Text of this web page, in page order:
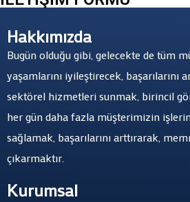
Hakkımızda
Bugün olduğu gibi, gelecekte de tüm
yaşamlarını iyileştirecek, başarılarını
sektörel hizmetleri sunmak, birincil
her gün daha fazla müşterimizin
sağlamak, başarılarını arttırarak,
çıkarmaktır.
Kurumsal